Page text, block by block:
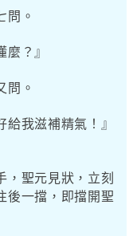
問。
麼？』
問。
給我滋補精氣！』
，聖元見狀，立刻
後一擋，即擋開聖